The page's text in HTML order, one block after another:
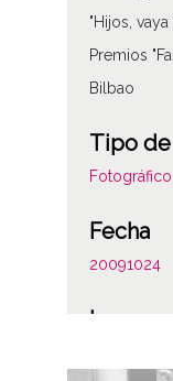
"Hijos,
Premios
Bilbao
Tipo
Fotográfico
Fecha
20091024
Lugar